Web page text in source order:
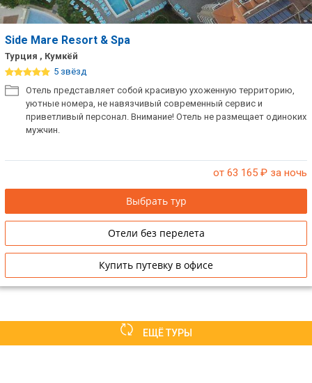
Side Mare Resort & Spa
Турция , Кумкёй
5 звёзд
Отель представляет собой красивую ухоженную территорию,
уютные номера, не навязчивый современный сервис и
приветливый персонал. Внимание! Отель не размещает одиноких
мужчин.
от 63 165 ₽ за ночь
Выбрать тур
Отели без перелета
Купить путевку в офисе
ЕЩЁ ТУРЫ